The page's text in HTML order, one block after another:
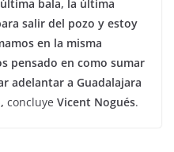
bala, la última
salir del pozo y estoy
en la misma
pensado en como sumar
adelantar a Guadalajara
concluye Vicent Nogués.